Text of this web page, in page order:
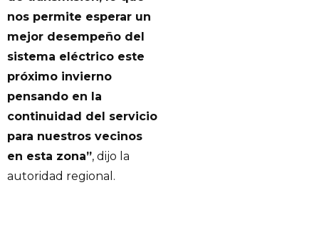
nos permite esperar un
mejor desempeño del
sistema eléctrico este
próximo invierno
pensando en la
continuidad del servicio
para nuestros vecinos
en esta zona”, dijo la
autoridad regional.